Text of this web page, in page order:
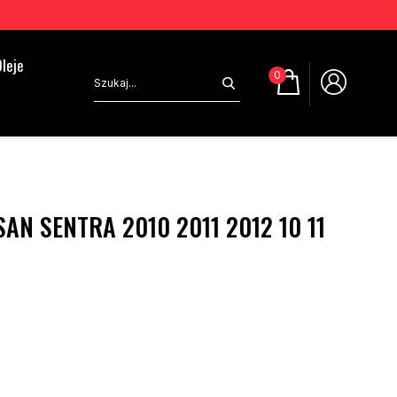
0
SENTRA 2010 2011 2012 10 11